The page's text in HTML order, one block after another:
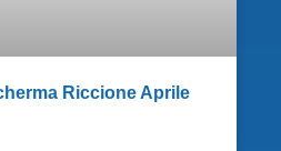
Riccione Aprile